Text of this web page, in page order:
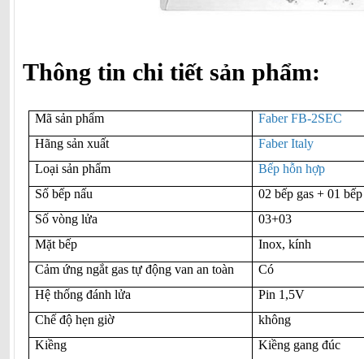
Thông tin chi tiết sản phẩm:
Mã sản phẩm
Faber FB-2SEC
Hãng sản xuất
Faber Italy
Loại sản phẩm
Bếp hỗn hợp
Số bếp nấu
02 bếp gas + 01
Số vòng lửa
03+03
Mặt bếp
Inox, kính
Cảm ứng ngắt gas tự động van an toàn
Có
Hệ thống đánh lửa
Pin 1,5V
Chế độ hẹn giờ
không
Kiềng
Kiềng gang đúc